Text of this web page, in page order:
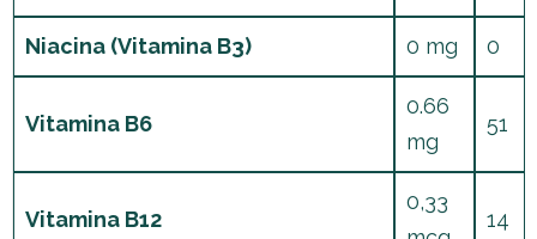
Niacina (Vitamina B3) 0 mg 0
Vitamina B6
0.66
mg
51
Vitamina B12
0,33
14